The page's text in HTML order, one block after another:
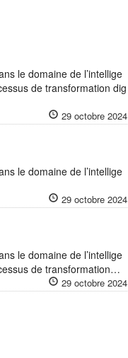
le domaine de l’intellige
de transformation dig
29 octobre 2024
le domaine de l’intellige
29 octobre 2024
le domaine de l’intellige
de transformation…
29 octobre 2024